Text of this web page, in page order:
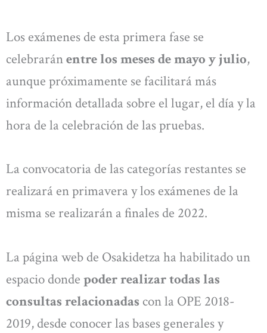
Los exámenes de esta primera fase se
celebraránentre los meses de mayo y julio,
aunque próximamente se facilitará más
información detallada sobre el lugar, el día y la
hora de la celebración de las pruebas.
La convocatoria de las categorías restantes se
realizará en primavera y los exámenes de la
misma se realizarán a finales de 2022.
La página web de Osakidetza ha habilitado un
espacio donde poder realizar todas las
consultas relacionadas con la OPE 2018-
2019, desde conocer las bases generales y